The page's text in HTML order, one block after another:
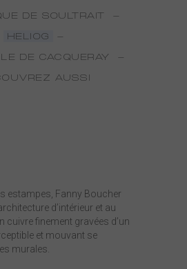
DE SOULTRAIT
HELIOG
DE CACQUERAY
AUSSI
estampes, Fanny Boucher
d’intérieur et au
cuivre finement gravées d’un
et mouvant se
murales.